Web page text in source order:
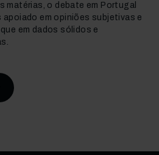
matérias, o debate em Portugal
apoiado em opiniões subjetivas e
em dados sólidos e